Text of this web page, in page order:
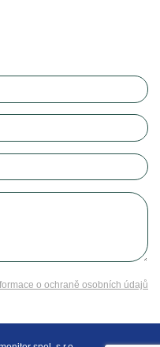
o ochraně osobních údajů